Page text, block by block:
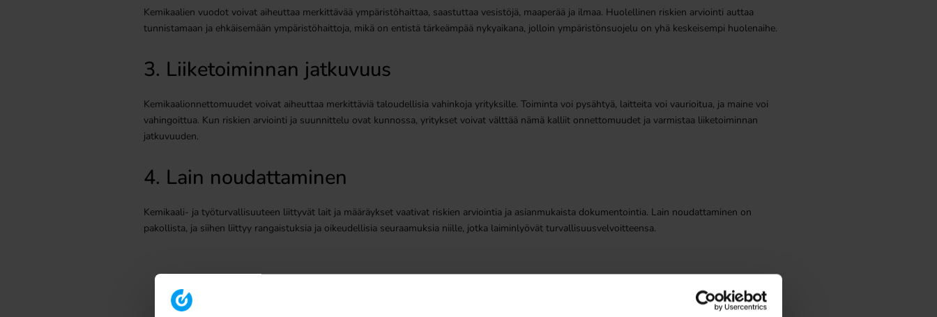
Kemikaalien vuodot voivat aiheuttaa merkittävää ympäristöhaittaa, saastuttaa vesistöjä, maaperää ja ilmaa. Huolellinen riskien arviointi auttaa
tunnistamaan ja ehkäisemään ympäristöhaittoja, mikä on entistä tärkeämpää nykyaikana, jolloin ympäristönsuojelu on yhä keskeisempi huolenaihe.
3. Liiketoiminnan jatkuvuus
Kemikaalionnettomuudet voivat aiheuttaa merkittäviä taloudellisia vahinkoja yrityksille. Toiminta voi pysähtyä, laitteita voi vaurioitua, ja maine voi
vahingoittua. Kun riskien arviointi ja suunnittelu ovat kunnossa, yritykset voivat välttää nämä kalliit onnettomuudet ja varmistaa liiketoiminnan
jatkuvuuden.
4. Lain noudattaminen
Kemikaali- ja työturvallisuuteen liittyvät lait ja määräykset vaativat riskien arviointia ja asianmukaista dokumentointia. Lain noudattaminen on
pakollista, ja siihen liittyy rangaistuksia ja oikeudellisia seuraamuksia niille, jotka laiminlyövät turvallisuusvelvoitteensa.